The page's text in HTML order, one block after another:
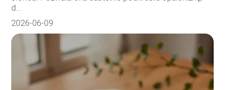
d...
2026-06-09